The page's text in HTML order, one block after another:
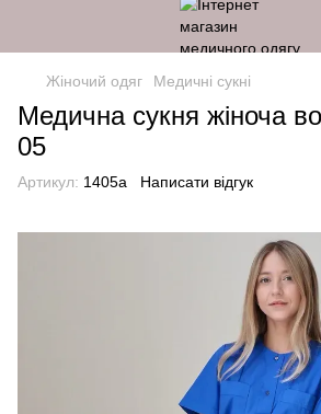
Жіночий одяг Медичні сукні
Медична сукня жіноча
05
Артикул: 1405a Написати відгук